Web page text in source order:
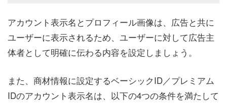
アカウント表示名とプロフィール画像は、広告と共に
ユーザーに表示されるため、ユーザーに対して広告主
体者として明確に伝わる内容を設定しましょう。
また、商材情報に設定するベーシックID／プレミアム
IDのアカウント表示名は、以下の4つの条件を満たして